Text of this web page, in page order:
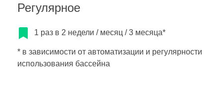
Регулярное
1 раз в 2 недели / месяц / 3 месяца*
* в зависимости от автоматизации и регулярности
использования бассейна